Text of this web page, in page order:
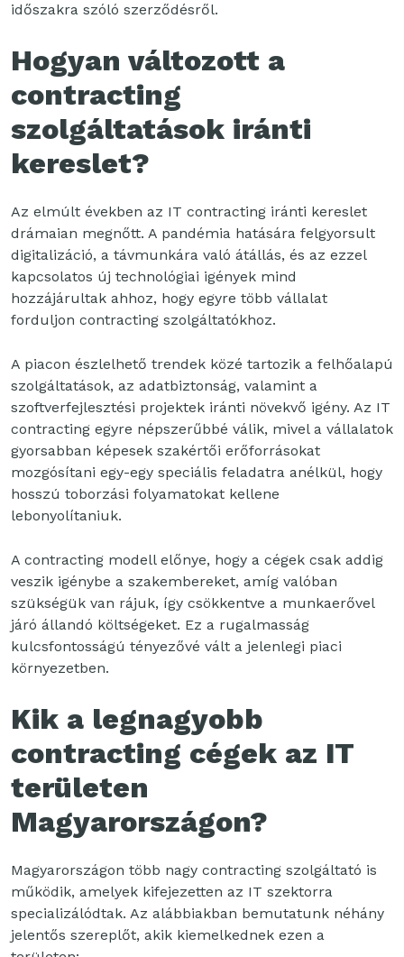
időszakra szóló szerződésről.
Hogyan változott a
contracting
szolgáltatások iránti
kereslet?
Az elmúlt években az IT contracting iránti kereslet
drámaian megnőtt. A pandémia hatására felgyorsult
digitalizáció, a távmunkára való átállás, és az ezzel
kapcsolatos új technológiai igények mind
hozzájárultak ahhoz, hogy egyre több vállalat
forduljon contracting szolgáltatókhoz.
A piacon észlelhető trendek közé tartozik a felhőalapú
szolgáltatások, az adatbiztonság, valamint a
szoftverfejlesztési projektek iránti növekvő igény. Az IT
contracting egyre népszerűbbé válik, mivel a vállalatok
gyorsabban képesek szakértői erőforrásokat
mozgósítani egy-egy speciális feladatra anélkül, hogy
hosszú toborzási folyamatokat kellene
lebonyolítaniuk.
A contracting modell előnye, hogy a cégek csak addig
veszik igénybe a szakembereket, amíg valóban
szükségük van rájuk, így csökkentve a munkaerővel
járó állandó költségeket. Ez a rugalmasság
kulcsfontosságú tényezővé vált a jelenlegi piaci
környezetben.
Kik a legnagyobb
contracting cégek az IT
területen
Magyarországon?
Magyarországon több nagy contracting szolgáltató is
működik, amelyek kifejezetten az IT szektorra
specializálódtak. Az alábbiakban bemutatunk néhány
jelentős szereplőt, akik kiemelkednek ezen a